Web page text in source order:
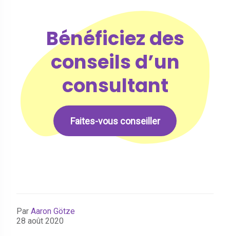
Bénéficiez des
conseils d’un
consultant
Faites-vous conseiller
Par Aaron Götze
28 août 2020